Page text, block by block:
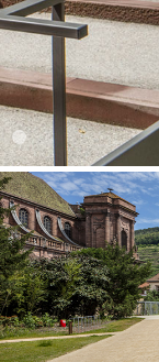
1 2
Slide 3